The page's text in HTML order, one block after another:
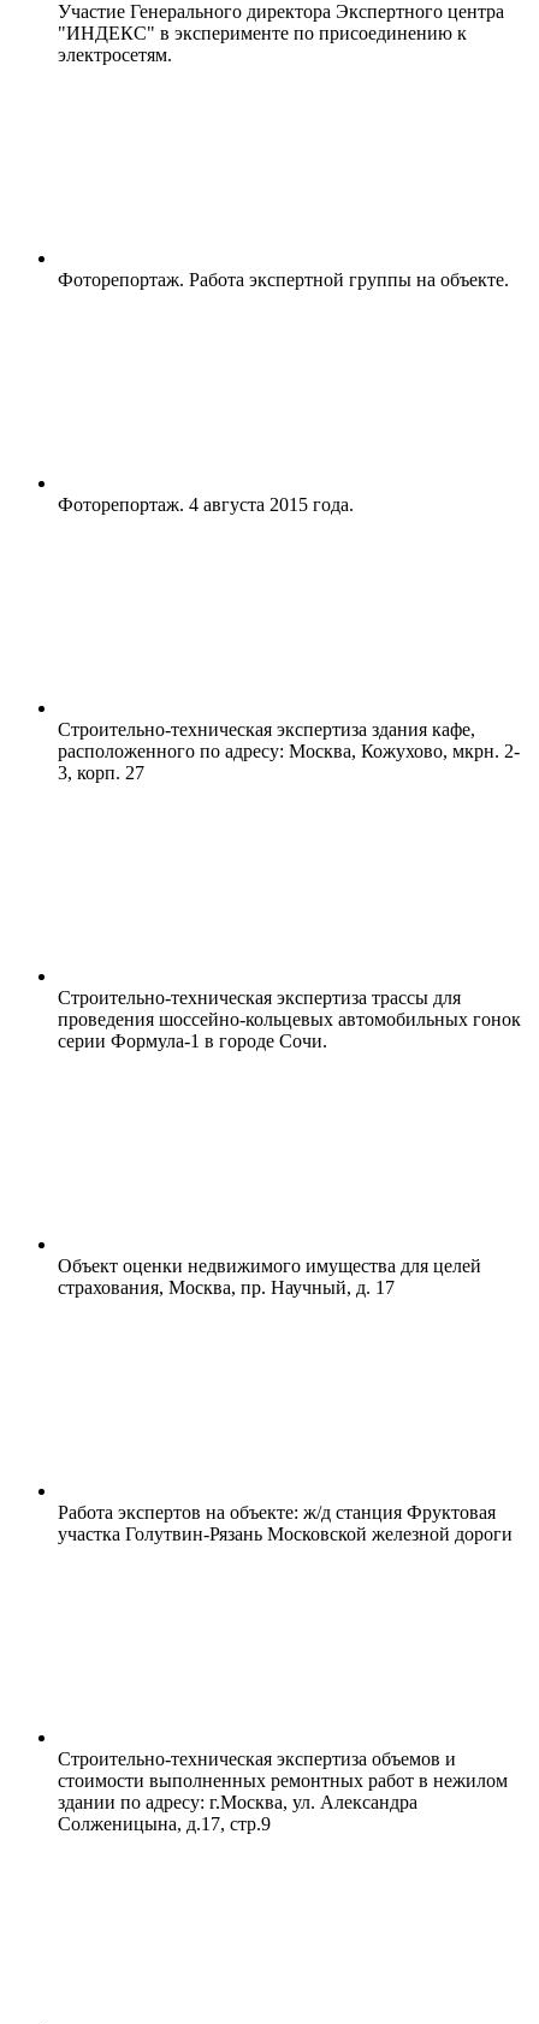
Участие Генерального директора Экспертного центра
"ИНДЕКС" в эксперименте по присоединению к
электросетям.
Фоторепортаж. Работа экспертной группы на объекте.
Фоторепортаж. 4 августа 2015 года.
Строительно-техническая экспертиза здания кафе,
расположенного по адресу: Москва, Кожухово, мкрн. 2-
3, корп. 27
Строительно-техническая экспертиза трассы для
проведения шоссейно-кольцевых автомобильных гонок
серии Формула-1 в городе Сочи.
Объект оценки недвижимого имущества для целей
страхования, Москва, пр. Научный, д. 17
Работа экспертов на объекте: ж/д станция Фруктовая
участка Голутвин-Рязань Московской железной дороги
Строительно-техническая экспертиза объемов и
стоимости выполненных ремонтных работ в нежилом
здании по адресу: г.Москва, ул. Александра
Солженицына, д.17, стр.9